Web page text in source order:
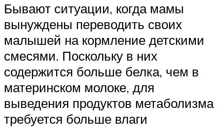
Бывают ситуации, когда мамы
вынуждены переводить своих
малышей на кормление детскими
смесями. Поскольку в них
содержится больше белка, чем в
материнском молоке, для
выведения продуктов метаболизма
требуется больше влаги